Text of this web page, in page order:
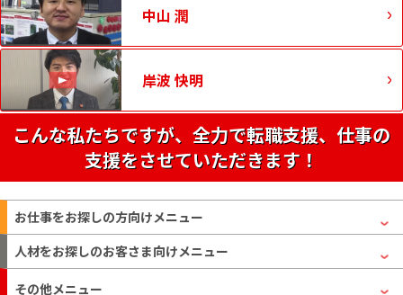
中山 潤
岸波 快明
こんな私たちですが、全力で転職支援、仕事の
支援をさせていただきます！
お仕事をお探しの方向けメニュー
人材をお探しのお客さま向けメニュー
その他メニュー